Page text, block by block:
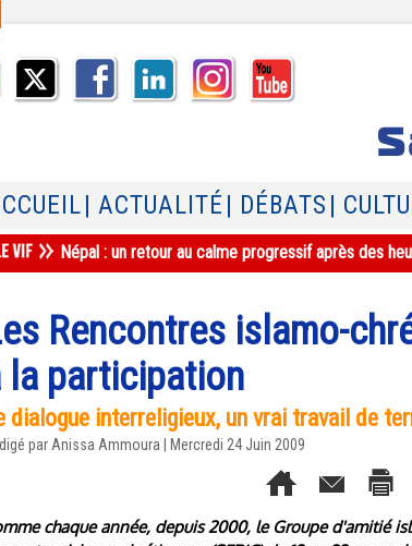
| ACTUALITÉ | DÉBATS |
Népal : un retour au calme progressif après des
Rencontres islamo-
la participation
dialogue interreligieux, un vrai travail de
par Anissa Ammoura | Mercredi 24 Juin 2009
chaque année, depuis 2000, le Groupe d'amitié